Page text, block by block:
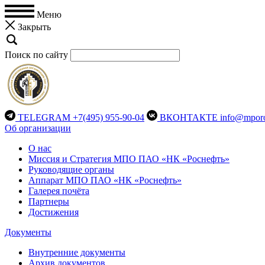
Меню
Закрыть
Поиск по сайту
TELEGRAM +7(495) 955-90-04 ВКОНТАКТЕ
Об организации
О нас
Миссия и Стратегия МПО ПАО «НК «Роснефть»
Руководящие органы
Аппарат МПО ПАО «НК «Роснефть»
Галерея почёта
Партнеры
Достижения
Документы
Внутренние документы
Архив документов